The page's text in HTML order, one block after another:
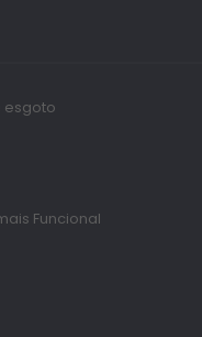
esgoto
Funcional